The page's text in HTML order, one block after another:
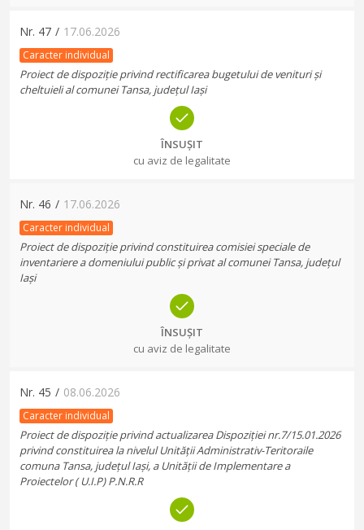
Nr. 47 / 17.06.2026
Caracter individual
Proiect de dispoziție privind rectificarea bugetului de venituri și
cheltuieli al comunei Tansa, județul Iași
ÎNSUȘIT
cu aviz de legalitate
Nr. 46 / 17.06.2026
Caracter individual
Proiect de dispoziție privind constituirea comisiei speciale de
inventariere a domeniului public și privat al comunei Tansa, județul
Iași
ÎNSUȘIT
cu aviz de legalitate
Nr. 45 / 08.06.2026
Caracter individual
Proiect de dispoziție privind actualizarea Dispoziției nr.7/15.01.2026
privind constituirea la nivelul Unității Administrativ-Teritoraile
comuna Tansa, județul Iași, a Unității de Implementare a
Proiectelor ( U.I.P) P.N.R.R